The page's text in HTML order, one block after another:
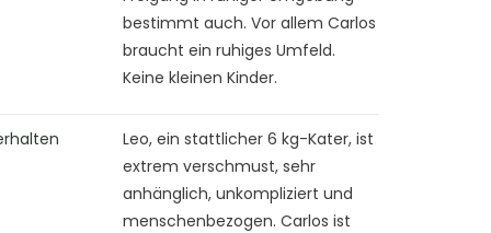
bestimmt auch. Vor allem Carlos
braucht ein ruhiges Umfeld.
Keine kleinen Kinder.
Leo, ein stattlicher 6 kg-Kater, ist
extrem verschmust, sehr
anhänglich, unkompliziert und
menschenbezogen. Carlos ist